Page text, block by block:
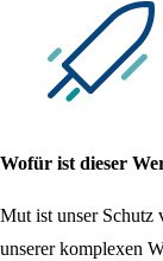
Wofür ist dieser
Mut ist unser Schutz
unserer komplexen